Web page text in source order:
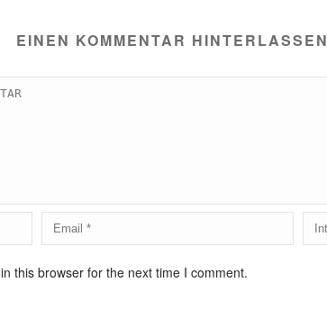
EINEN KOMMENTAR HINTERLASSEN
this browser for the next time I comment.